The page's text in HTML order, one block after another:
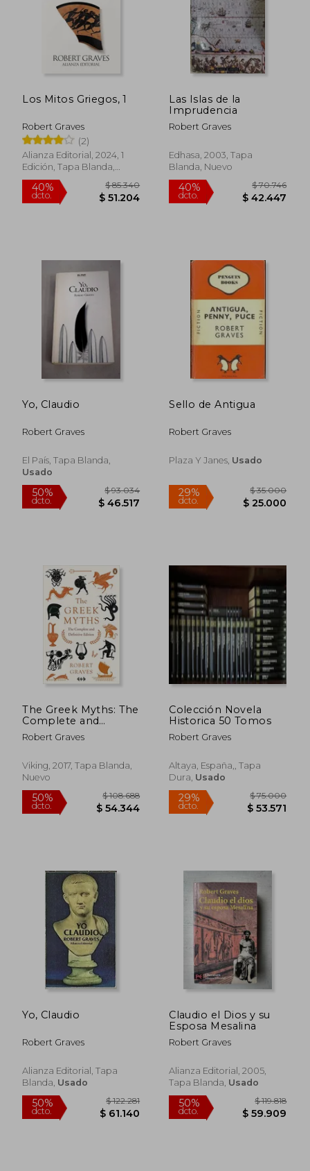
50% 50%
dcto.
Los Mitos Griegos, 1
Robert Graves
(2)
Alianza Editorial, 2024, 1
Edición, Tapa Blanda,
Nuevo
dcto. $ 51.204
Las Islas de la
Imprudencia
Robert Graves
Edhasa, 2003, Tapa
Blanda, Nuevo
dcto.
Yo, Claudio
Robert Graves
El País, Tapa Blanda,
Usado
50%
dcto.
Sello de Antigua
Robert Graves
Plaza Y Janes, Usado
29%
dcto.
The Greek Myths: The
Complete and
Definitive Edition (en
Inglés)
Robert Graves
Viking, 2017, Tapa Blanda,
Nuevo
Colección Novela
Historica 50 Tomos
Robert Graves
Altaya, España,, Tapa
Dura, Usado
Yo, Claudio
Robert Graves
Alianza Editorial, Tapa
Blanda, Usado
Claudio el Dios y su
Esposa Mesalina
Robert Graves
Alianza Editorial, 2005,
Tapa Blanda, Usado